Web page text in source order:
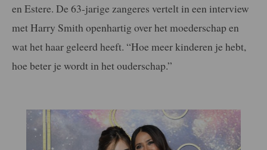
en Estere. De 63-jarige zangeres vertelt in een interview
met Harry Smith openhartig over het moederschap en
wat het haar geleerd heeft. “Hoe meer kinderen je hebt,
hoe beter je wordt in het ouderschap.”